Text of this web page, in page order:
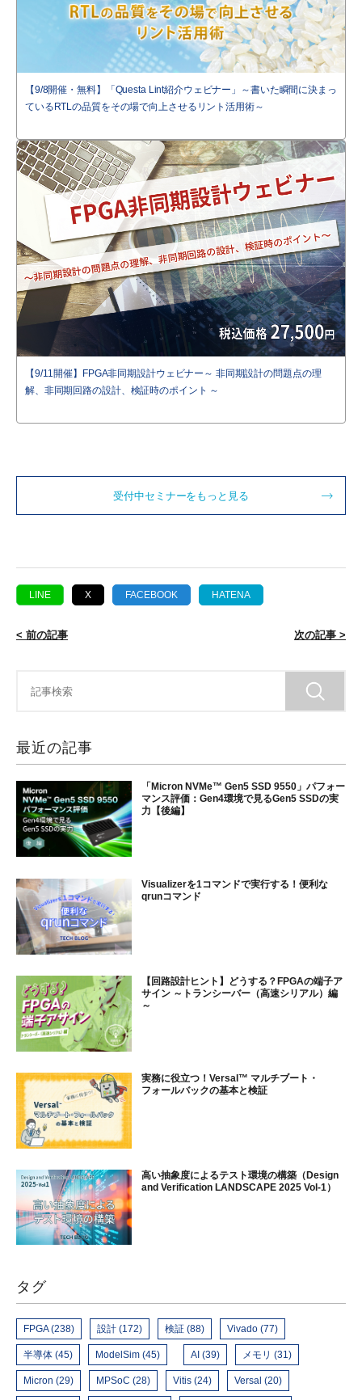
【9/8開催・無料】「Questa Lint紹介ウェビナー」～書いた瞬間に決まっ
ているRTLの品質をその場で向上させるリント活用術～
【9/11開催】FPGA非同期設計ウェビナー～ 非同期設計の問題点の理
解、非同期回路の設計、検証時のポイント ～
受付中セミナーをもっと見る
LINE X FACEBOOK HATENA
< 前の記事 次の記事 >
最近の記事
「Micron NVMe™ Gen5 SSD 9550」パフォー
マンス評価：Gen4環境で見るGen5 SSDの実
力【後編】
Visualizerを1コマンドで実行する！便利な
qrunコマンド
【回路設計ヒント】どうする？FPGAの端子ア
サイン ～トランシーバー（高速シリアル）編
～
実務に役立つ！Versal™ マルチブート・
フォールバックの基本と検証
高い抽象度によるテスト環境の構築（Design
and Verification LANDSCAPE 2025 Vol-1）
タグ
FPGA (238) 設計 (172) 検証 (88) Vivado (77)
半導体 (45) ModelSim (45) AI (39) メモリ (31)
Micron (29) MPSoC (28) Vitis (24) Versal (20)